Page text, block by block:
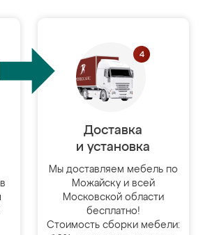
Доставка
и установка
Мы доставляем мебель по
Можайску и всей
Московской области
бесплатно!
Стоимость сборки мебели: